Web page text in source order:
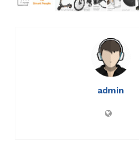
admin